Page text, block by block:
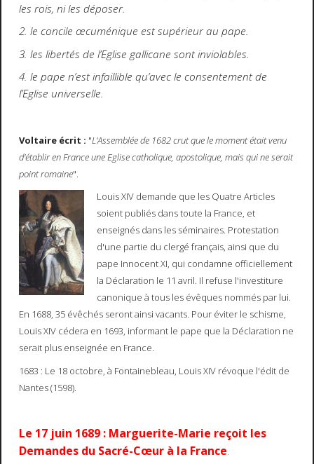
les rois, ni les déposer.
2. le concile œcuménique est supérieur au pape.
3. les libertés de l’Eglise gallicane sont inviolables.
4. le pape n’est infaillible qu’avec le consentement de
l’Eglise universelle.
Voltaire écrit : "L'Assemblée de 1682 crut que le moment était venu
d'établir en France une Eglise catholique, apostolique, mais qui ne serait
point romaine".
Louis XIV demande que les Quatre Articles
soient publiés dans toute la France, et
enseignés dans les séminaires. Protestation
d'une partie du clergé français, ainsi que du
pape Innocent XI, qui condamne officiellement
la Déclaration le 11 avril. Il refuse l'investiture
canonique à tous les évêques nommés par lui.
En 1688, 35 évêchés seront ainsi vacants. Pour éviter le schisme,
Louis XIV cédera en 1693, informant le pape que la Déclaration ne
serait plus enseignée en France.
1683 : Le 18 octobre, à Fontainebleau, Louis XIV révoque l'édit de
Nantes (1598).
Le 17 juin 1689 : Marguerite-Marie reçoit les
Demandes du Sacré-Cœur à la France.